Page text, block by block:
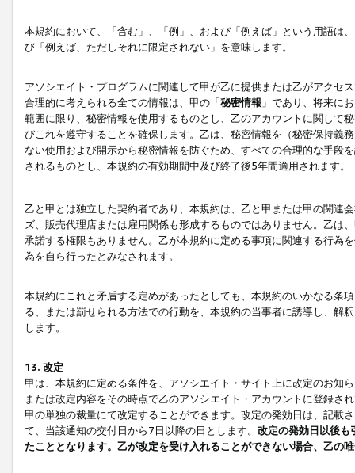
本規約において、「含む」、「例」、および「例えば」という用語は
び「例えば、ただしそれに限定されない」を意味します。
アソシエイト・プログラムに関連して甲が乙に提供または乙がアクセ
合理的に考えられる全ての情報は、甲の「秘密情報 」であり、将来に
範囲に限り、秘密情報を使用するものとし、乙のアカウントに関して
びこれを遵守することを確保します。乙は、秘密情報を（秘密保持義
ない使用および開示から秘密情報を防ぐため、すべての合理的な手段
されるものとし、本規約の有効期間中及び終了後5年間適用されます。
乙と甲とは独立した契約者であり、本規約は、乙と甲または甲の関連
ズ、販売代理店または雇用関係も形成するものではありません。乙は
承諾する権限もありません。乙が本規約に定める事項に関連する行為
為を自ら行ったとみなされます。
本規約にこれと矛盾する定めがあったとしても、本規約のいかなる条
る、または罰せられる方法での行動を、本規約の当事者に誘導し、解
します。
13. 改定
甲は、本規約に定める条件を、アソシエイト・サイト上に改定のお知
または改定内容をその時点で乙のアソシエイト・アカウントに登録さ
甲の単独の裁量にて改定することができます。改定の発効日は、記載
て、当該通知の交付日から7日以降の日とします。 改定の発効日以後も
たこととなります。乙が改定を受け入れることができない場合、乙の